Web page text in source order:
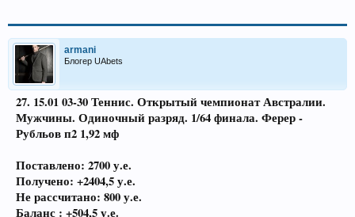
armani
Блогер UAbets
27. 15.01 03-30 Теннис. Открытый чемпионат Австралии.
Мужчины. Одиночный разряд. 1/64 финала. Ферер -
Рубльов п2 1,92 мф
Поставлено: 2700 у.е.
Получено: +2404,5 у.е.
Не рассчитано: 800 у.е.
Баланс : +504,5 у.е.